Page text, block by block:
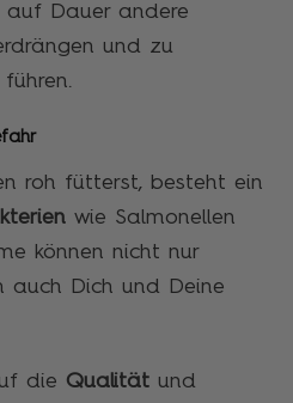
Dauer andere
und zu
roh fütterst, besteht ein
wie Salmonellen
können nicht nur
auch Dich und Deine
die Qualität und